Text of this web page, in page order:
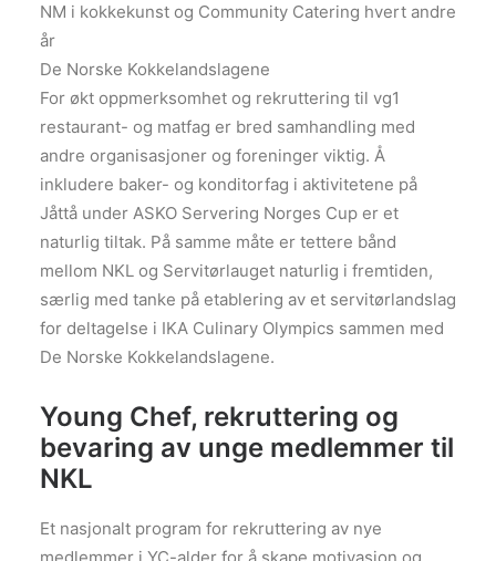
NM i kokkekunst og Community Catering hvert andre
år
De Norske Kokkelandslagene
For økt oppmerksomhet og rekruttering til vg1
restaurant- og matfag er bred samhandling med
andre organisasjoner og foreninger viktig. Å
inkludere baker- og konditorfag i aktivitetene på
Jåttå under ASKO Servering Norges Cup er et
naturlig tiltak. På samme måte er tettere bånd
mellom NKL og Servitørlauget naturlig i fremtiden,
særlig med tanke på etablering av et servitørlandslag
for deltagelse i IKA Culinary Olympics sammen med
De Norske Kokkelandslagene.
Young Chef, rekruttering og
bevaring av unge medlemmer til
NKL
Et nasjonalt program for rekruttering av nye